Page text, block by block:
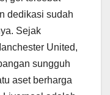
dedikasi sudah
Sejak
United,
sungguh
aset berharga